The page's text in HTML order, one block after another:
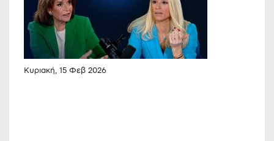
Κυριακή, 15 Φεβ 2026